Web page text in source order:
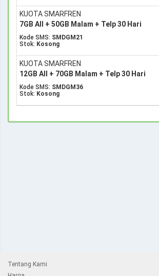
KUOTA SMARFREN
7GB All + 50GB Malam + Telp 30 Hari
Kode SMS: SMDGM21
Stok: Kosong
KUOTA SMARFREN
12GB All + 70GB Malam + Telp 30 Hari
Kode SMS: SMDGM36
Stok: Kosong
Tentang Kami